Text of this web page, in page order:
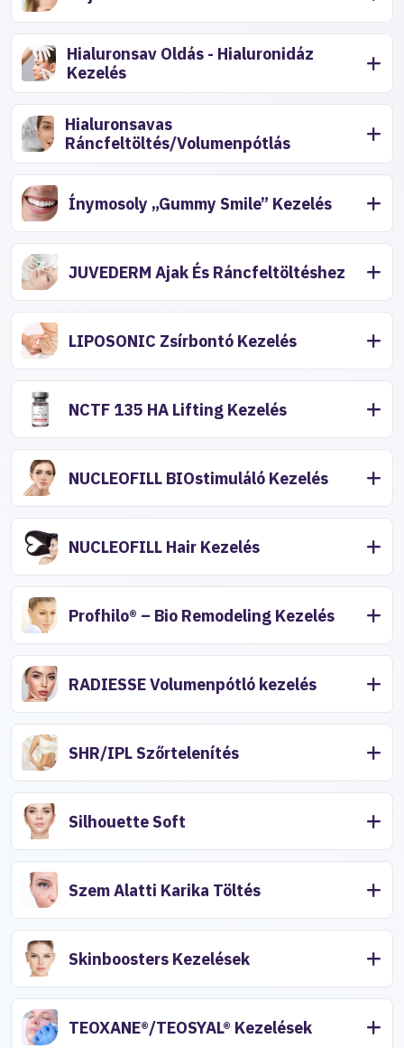
Hialuronsav Oldás - Hialuronidáz
Kezelés
Hialuronsavas
Ráncfeltöltés/Volumenpótlás
Ínymosoly „Gummy Smile” Kezelés
JUVEDERM Ajak És Ráncfeltöltéshez
LIPOSONIC Zsírbontó Kezelés
NCTF 135 HA Lifting Kezelés
NUCLEOFILL BIOstimuláló Kezelés
NUCLEOFILL Hair Kezelés
Profhilo® – Bio Remodeling Kezelés
RADIESSE Volumenpótló kezelés
SHR/IPL Szőrtelenítés
Silhouette Soft
Szem Alatti Karika Töltés
Skinboosters Kezelések
TEOXANE®/TEOSYAL® Kezelések